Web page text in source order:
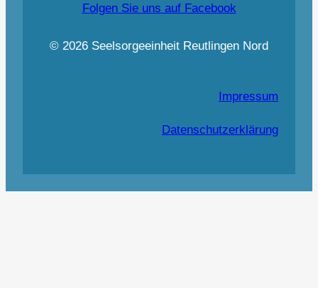
Folgen Sie uns auf Facebook
© 2026 Seelsorgeeinheit Reutlingen Nord
Impressum
Datenschutzerklärung